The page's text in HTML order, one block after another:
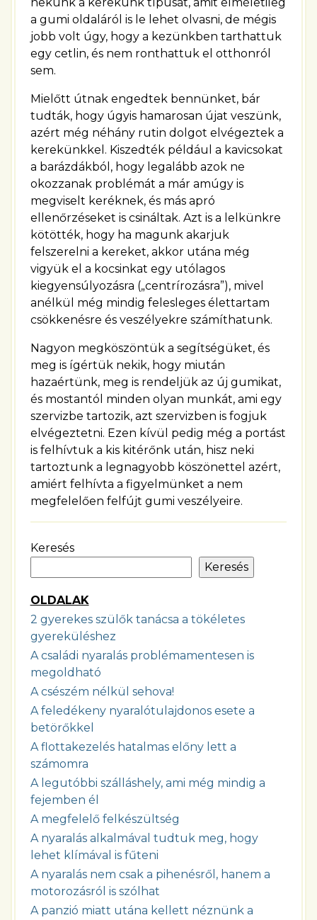
a gumi oldaláról is le lehet olvasni, de mégis
jobb volt úgy, hogy a kezünkben tarthattuk
egy cetlin, és nem ronthattuk el otthonról
sem.
Mielőtt útnak engedtek bennünket, bár
tudták, hogy úgyis hamarosan újat veszünk,
azért még néhány rutin dolgot elvégeztek a
kerekünkkel. Kiszedték például a kavicsokat
a barázdákból, hogy legalább azok ne
okozzanak problémát a már amúgy is
megviselt keréknek, és más apró
ellenőrzéseket is csináltak. Azt is a lelkünkre
kötötték, hogy ha magunk akarjuk
felszerelni a kereket, akkor utána még
vigyük el a kocsinkat egy utólagos
kiegyensúlyozásra („centrírozásra”), mivel
anélkül még mindig felesleges élettartam
csökkenésre és veszélyekre számíthatunk.
Nagyon megköszöntük a segítségüket, és
meg is ígértük nekik, hogy miután
hazaértünk, meg is rendeljük az új gumikat,
és mostantól minden olyan munkát, ami egy
szervizbe tartozik, azt szervizben is fogjuk
elvégeztetni. Ezen kívül pedig még a portást
is felhívtuk a kis kitérőnk után, hisz neki
tartoztunk a legnagyobb köszönettel azért,
amiért felhívta a figyelmünket a nem
megfelelően felfújt gumi veszélyeire.
Keresés
Keresés
OLDALAK
2 gyerekes szülők tanácsa a tökéletes
gyereküléshez
A családi nyaralás problémamentesen is
megoldható
A csészém nélkül sehova!
A feledékeny nyaralótulajdonos esete a
betörőkkel
A flottakezelés hatalmas előny lett a
számomra
A legutóbbi szálláshely, ami még mindig a
fejemben él
A megfelelő felkészültség
A nyaralás alkalmával tudtuk meg, hogy
lehet klímával is fűteni
A nyaralás nem csak a pihenésről, hanem a
motorozásról is szólhat
A panzió miatt utána kellett néznünk a